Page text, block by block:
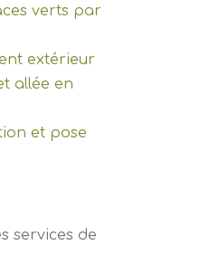
verts par
extérieur
allée en
et pose
services de